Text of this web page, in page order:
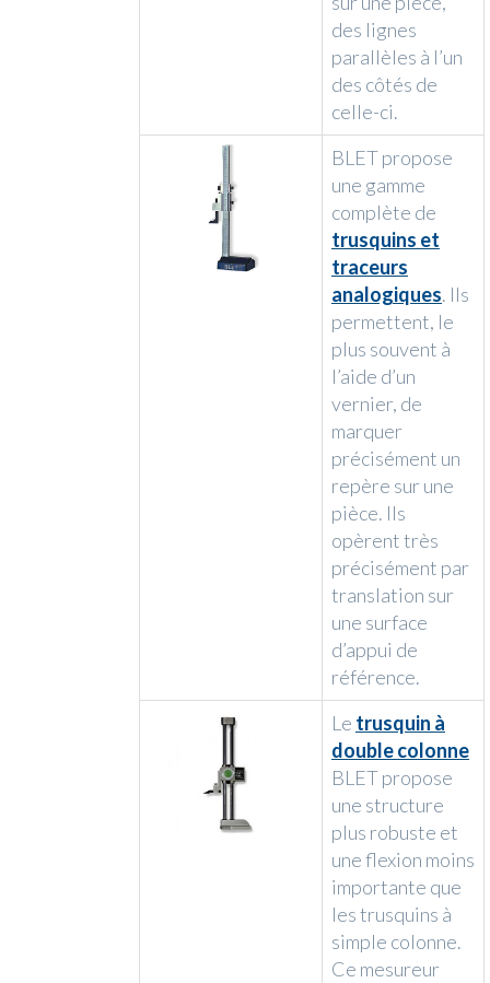
des lignes
parallèles à l’un
des côtés de
celle-ci.
BLET propose
une gamme
complète de
trusquins et
traceurs
analogiques. Ils
permettent, le
plus souvent à
l’aide d’un
vernier, de
marquer
précisément un
repère sur une
pièce. Ils
opèrent très
précisément par
translation sur
une surface
d’appui de
référence.
Le trusquin à
double colonne
BLET propose
une structure
plus robuste et
une flexion moins
importante que
les trusquins à
simple colonne.
Ce mesureur